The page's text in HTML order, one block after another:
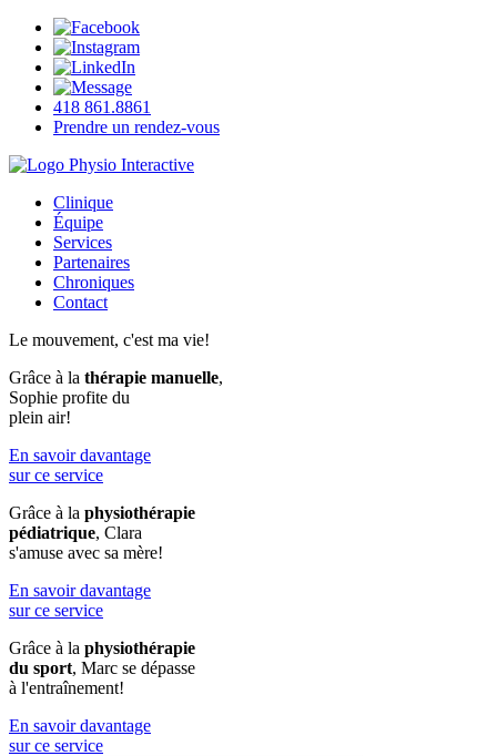
418 861.8861
Prendre un rendez-vous
Clinique
Équipe
Services
Partenaires
Chroniques
Contact
Le mouvement, c'est ma vie!
Grâce à la thérapie manuelle,
Sophie profite du
plein air!
En savoir davantage
sur ce service
Grâce à la physiothérapie
pédiatrique, Clara
s'amuse avec sa mère!
En savoir davantage
sur ce service
Grâce à la physiothérapie
du sport, Marc se dépasse
à l'entraînement!
En savoir davantage
sur ce service